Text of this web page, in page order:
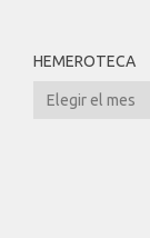
HEMEROTECA
Hemeroteca